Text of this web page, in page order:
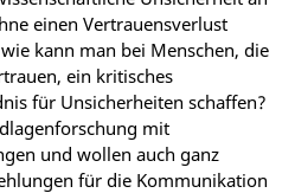
einen Vertrauensverlust
kann man bei Menschen, die
ein kritisches
für Unsicherheiten schaffen?
mit
und wollen auch ganz
für die Kommunikation